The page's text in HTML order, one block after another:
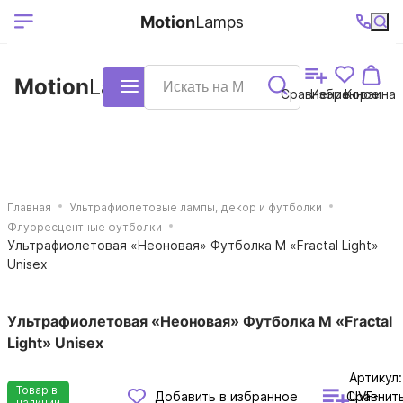
Ваш регион
Выберите ваш
+7 (495)740-
38-68
График
работы
MotionLamps Каталог Сравнение
Избранное
Корзина
MotionLamps
Главная
Ультрафиолетовые лампы, декор и футболки
Флуоресцентные футболки
Ультрафиолетовая «Неоновая» Футболка M «Fractal Light»
Unisex
Ультрафиолетовая «Неоновая» Футболка M «Fractal
Light» Unisex
Товар в
Добавить в избранное
Артикул:
UVF-